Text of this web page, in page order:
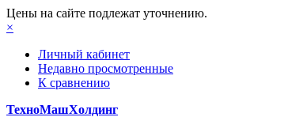
Цены на сайте подлежат уточнению.
×
Личный кабинет
Недавно просмотренные
К сравнению
ТехноМашХолдинг